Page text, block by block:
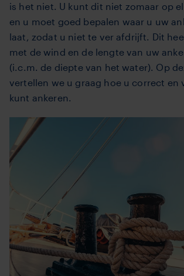
is het niet. U kunt dit niet zomaar op
en u moet goed bepalen waar u uw
laat, zodat u niet te ver afdrijft. Dit
met de wind en de lengte van uw
(i.c.m. de diepte van het water). Op
vertellen we u graag hoe u correct en
kunt ankeren.